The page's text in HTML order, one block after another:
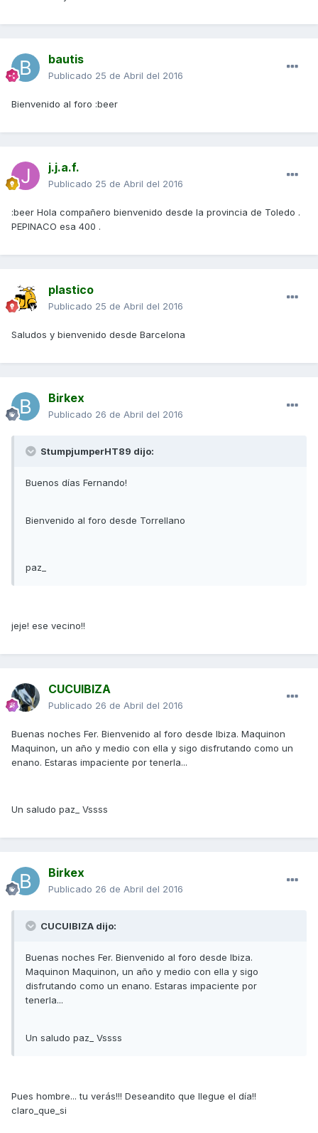
bautis
Publicado 25 de Abril del 2016
Bienvenido al foro :beer
j.j.a.f.
Publicado 25 de Abril del 2016
:beer Hola compañero bienvenido desde la provincia de Toledo .
PEPINACO esa 400 .
plastico
Publicado 25 de Abril del 2016
Saludos y bienvenido desde Barcelona
Birkex
Publicado 26 de Abril del 2016
StumpjumperHT89 dijo:
Buenos días Fernando!
Bienvenido al foro desde Torrellano
paz_
jeje! ese vecino!!
CUCUIBIZA
Publicado 26 de Abril del 2016
Buenas noches Fer. Bienvenido al foro desde Ibiza. Maquinon
Maquinon, un año y medio con ella y sigo disfrutando como un
enano. Estaras impaciente por tenerla...
Un saludo paz_ Vssss
Birkex
Publicado 26 de Abril del 2016
CUCUIBIZA dijo:
Buenas noches Fer. Bienvenido al foro desde Ibiza.
Maquinon Maquinon, un año y medio con ella y sigo
disfrutando como un enano. Estaras impaciente por
tenerla...
Un saludo paz_ Vssss
Pues hombre... tu verás!!! Deseandito que llegue el día!!
claro_que_si